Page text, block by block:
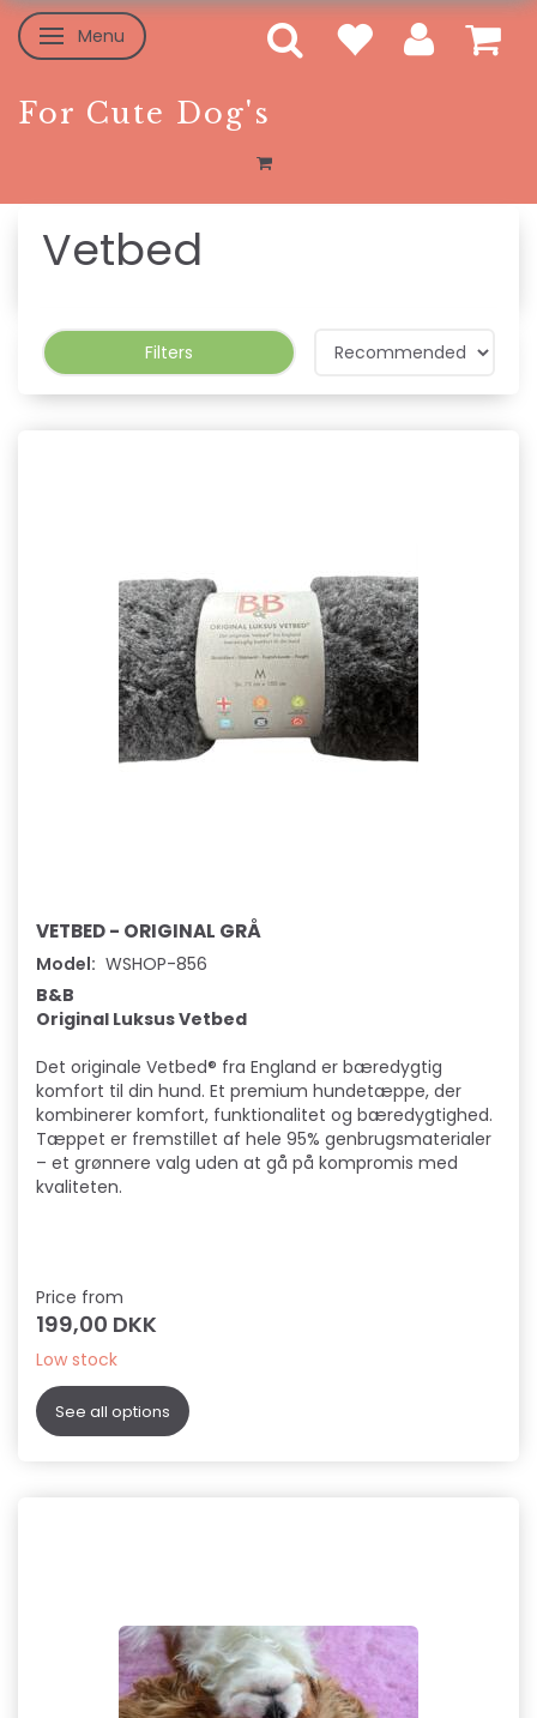
Toggle navigation
Menu
For Cute Dog's
Vetbed
Filters
VETBED - ORIGINAL GRÅ
Model: WSHOP-856
B&B
Original Luksus Vetbed
Det originale Vetbed® fra England er bæredygtig
komfort til din hund. Et premium hundetæppe, der
kombinerer komfort, funktionalitet og bæredygtighed.
Tæppet er fremstillet af hele 95% genbrugsmaterialer
– et grønnere valg uden at gå på kompromis med
kvaliteten.
Price from
199,00 DKK
Low stock
See all options